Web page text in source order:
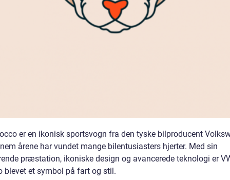
er en ikonisk sportsvogn fra den tyske bilproducent
årene har vundet mange bilentusiasters hjerter. Med sin
præstation, ikoniske design og avancerede teknologi er
blevet et symbol på fart og stil.